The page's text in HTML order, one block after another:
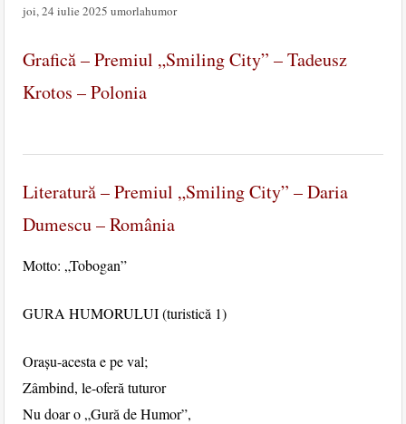
joi, 24 iulie 2025 umorlahumor
Grafică – Premiul „Smiling City” – Tadeusz
Krotos – Polonia
Literatură – Premiul „Smiling City” – Daria
Dumescu – România
Motto: „Tobogan”
GURA HUMORULUI (turistică 1)
Orașu-acesta e pe val;
Zâmbind, le-oferă tuturor
Nu doar o „Gură de Humor”,